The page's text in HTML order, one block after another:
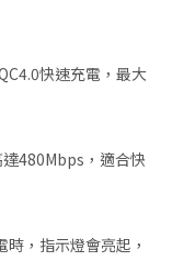
快速充電，最大
480Mbps，適合快
，指示燈會亮起，